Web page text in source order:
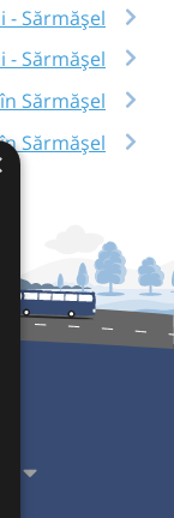
- Sărmășel
- Sărmășel
Sărmășel
Sărmășel